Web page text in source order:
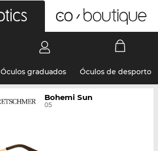
Óculos graduados Óculos de desporto
Bohemi Sun
05